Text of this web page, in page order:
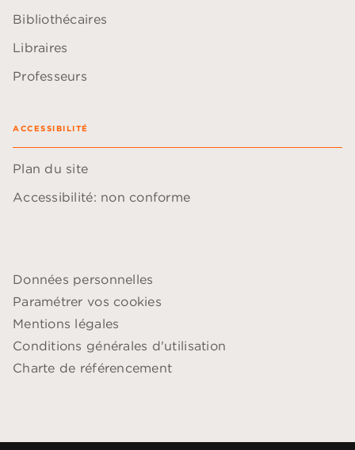
Bibliothécaires
Libraires
Professeurs
ACCESSIBILITÉ
Plan du site
Accessibilité: non conforme
Données personnelles
Paramétrer vos cookies
Mentions légales
Conditions générales d'utilisation
Charte de référencement